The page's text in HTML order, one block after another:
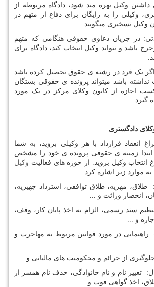
داشتن وکیل بهره مند شود، دادگاه مربوطه از
وکیلی را به رایگان برای دفاع از متهم در
وکیل تسخیری میگویند.
در جریان دعاوی حقوقی هنگامی که متهم
باشد و نتواند وکیل انتخاب کند، دادگاه برای
اگر یک فرد در رشته ی حقوق تحصیل کرده باشد
نداشته باشد میتواند پرونده ی حقوقی بستگان
اجازه از کانون وکلای مرکز در یک مورد
گیرد.
دادگستری
انعقاد قرارداد با هر وکیلی بروید، به شما
زمینه ی حقوقی پرونده ی خود را مشخص
وکیل بروید. از حوزه های فعالیت وکیل
موارد زیر اشاره کرد:
طلاق، مهریه، طلاق توافقی، استرداد جهیزیه،
انحصار وراثت و ...
سند رسمی، الزام به اخذ پایان کار، وقف،
و ...
در مورد قوانین مربوط به مهاجرت و
تغییر نام و نام خانوادگی، حذف نام همسر از
اخذ گواهی فوت و ...